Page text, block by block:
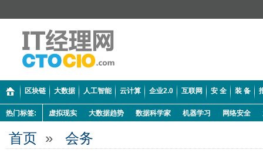
区块链 大数据 人工智能 云计算 企业2.0 互联网 安 全 装 备
热门标签: 虚拟现实 大数据趋势 数据科学家 机器学习 网络安全
首页 » 会务